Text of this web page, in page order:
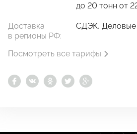
до 20 тонн от
Доставка
в регионы РФ:
СДЭК, Деловые
Посмотреть все тарифы